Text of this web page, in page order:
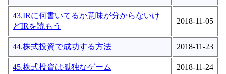
43.IRに何書いてるか意味が分からないけ
どIRを読もう
2018-11-05
44.株式投資で成功する方法 2018-11-23
45.株式投資は孤独なゲーム 2018-11-24